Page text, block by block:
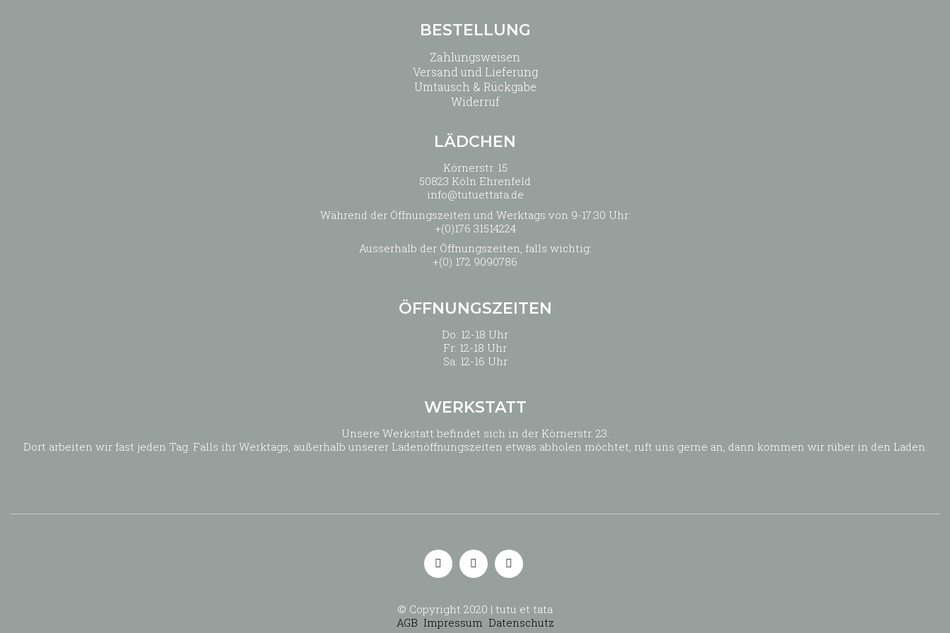
BESTELLUNG
Zahlungsweisen
Versand und Lieferung
Umtausch & Rückgabe
Widerruf
LÄDCHEN
Körnerstr. 15
50823 Köln Ehrenfeld
info@tutuettata.de
Während der Öffnungszeiten und Werktags von 9-17:30 Uhr:
+(0)176 31514224
Ausserhalb der Öffnungszeiten, falls wichtig:
+(0) 172 9090786
ÖFFNUNGSZEITEN
Do: 12-18 Uhr
Fr: 12-18 Uhr
Sa: 12-16 Uhr
WERKSTATT
Unsere Werkstatt befindet sich in der Körnerstr. 23.
Dort arbeiten wir fast jeden Tag. Falls ihr Werktags, außerhalb unserer Ladenöffnungszeiten etwas abholen möchtet, ruft uns gerne an, dann kommen wir rüber in den Laden.
© Copyright 2020 | tutu et tata
AGB Impressum Datenschutz